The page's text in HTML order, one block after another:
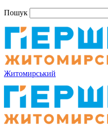
Пошук
Житомирський